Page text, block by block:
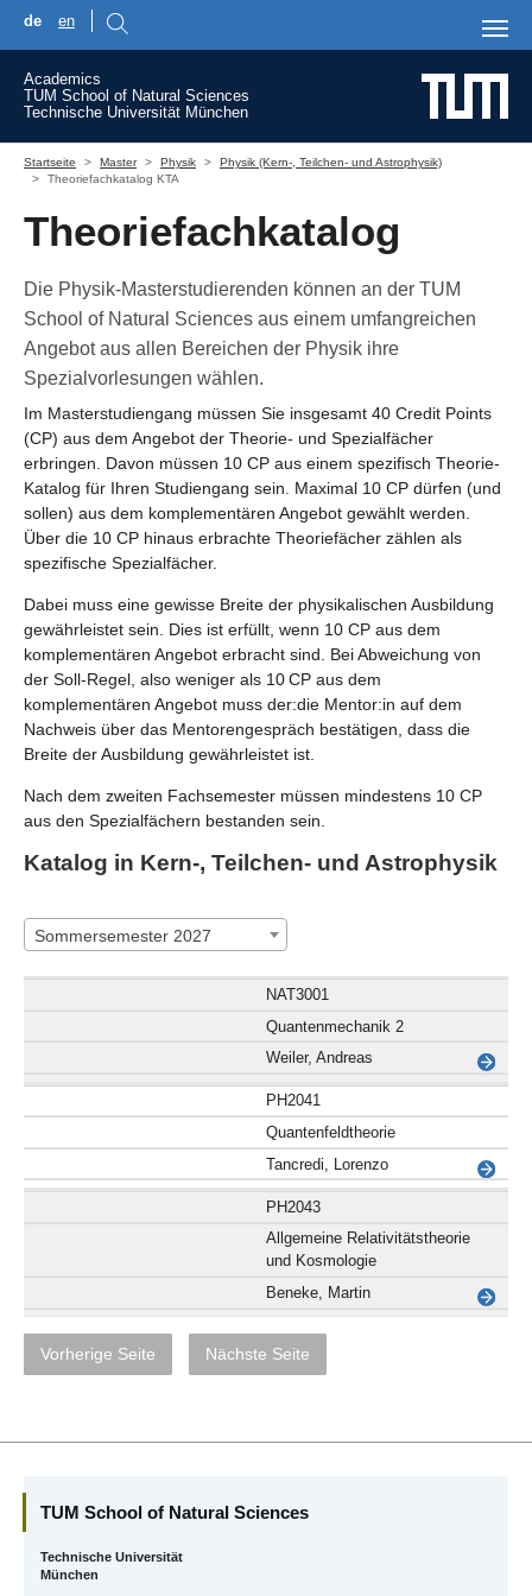
de en
Academics
TUM School of Natural Sciences
Technische Universität München
Startseite
Master Physik
Physik (Kern-, Teilchen- und Astrophysik)
Theoriefachkatalog KTA
Theoriefachkatalog
Die Physik-Masterstudierenden können an der TUM
School of Natural Sciences aus einem umfangreichen
Angebot aus allen Bereichen der Physik ihre
Spezialvorlesungen wählen.
Im Masterstudiengang müssen Sie insgesamt 40 Credit Points
(CP) aus dem Angebot der Theorie- und Spezialfächer
erbringen. Davon müssen 10 CP aus einem spezifisch Theorie-
Katalog für Ihren Studiengang sein. Maximal 10 CP dürfen (und
sollen) aus dem komplementären Angebot gewählt werden.
Über die 10 CP hinaus erbrachte Theoriefächer zählen als
spezifische Spezialfächer.
Dabei muss eine gewisse Breite der physikalischen Ausbildung
gewährleistet sein. Dies ist erfüllt, wenn 10 CP aus dem
komplementären Angebot erbracht sind. Bei Abweichung von
der Soll-Regel, also weniger als 10 CP aus dem
komplementären Angebot muss der:die Mentor:in auf dem
Nachweis über das Mentorengespräch bestätigen, dass die
Breite der Ausbildung gewährleistet ist.
Nach dem zweiten Fachsemester müssen mindestens 10 CP
aus den Spezialfächern bestanden sein.
Katalog in Kern-, Teilchen- und Astrophysik
Sommersemester 2027
NAT3001
Quantenmechanik 2
Weiler, Andreas
PH2041
Quantenfeldtheorie
Tancredi, Lorenzo
PH2043
Allgemeine Relativitätstheorie
und Kosmologie
Beneke, Martin
Vorherige Seite Nächste Seite
TUM School of Natural Sciences
Technische Universität
München